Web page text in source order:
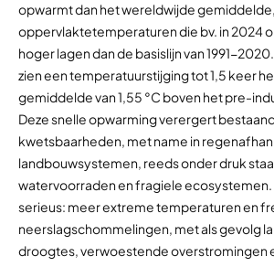
opwarmt dan het wereldwijde
oppervlaktetemperaturen die bv. in 2024
hoger lagen dan de basislijn van 1991-
zien een temperatuurstijging tot 1,5 keer
gemiddelde van 1,55 °C boven het pre-
Deze snelle opwarming verergert
kwetsbaarheden, met name in
landbouwsystemen, reeds onder druk
watervoorraden en fragiele ecosystemen.
serieus: meer extreme temperaturen en
neerslagschommelingen, met als gevolg
droogtes, verwoestende overstromingen